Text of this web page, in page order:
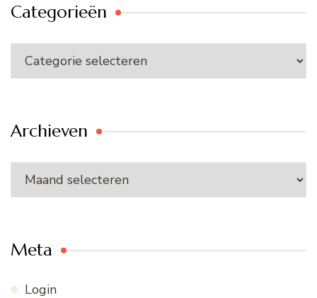
Categorieën
Categorieën
Archieven
Archieven
Meta
Login